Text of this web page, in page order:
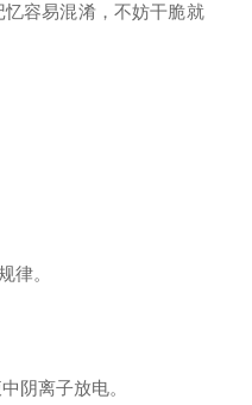
容易混淆，不妨干脆就
律。
阴离子放电。